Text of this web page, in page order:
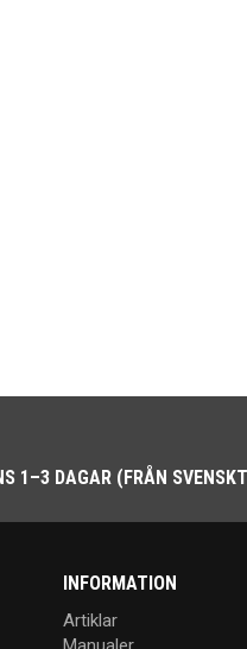
1–3 DAGAR (FRÅN
INFORMATION
Artiklar